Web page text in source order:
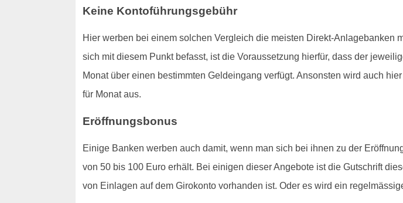
Keine Kontoführungsgebühr
Hier werben bei einem solchen Vergleich die meisten Direkt-Anlagebanken
sich mit diesem Punkt befasst, ist die Voraussetzung hierfür, dass der
Monat über einen bestimmten Geldeingang verfügt. Ansonsten wird auch
für Monat aus.
Eröffnungsbonus
Einige Banken werben auch damit, wenn man sich bei ihnen zu der
von 50 bis 100 Euro erhält. Bei einigen dieser Angebote ist die Gutschrift
von Einlagen auf dem Girokonto vorhanden ist. Oder es wird ein